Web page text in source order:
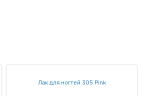
Лак для ногтей 305 Pink